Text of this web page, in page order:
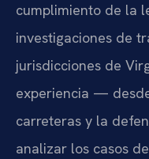
cumplimiento de la
investigaciones de
jurisdicciones de
experiencia —
carreteras y la
analizar los casos